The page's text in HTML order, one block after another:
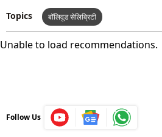
Topics बॉलिवूड सेलिब्रिटी
Unable to load recommendations.
Follow Us